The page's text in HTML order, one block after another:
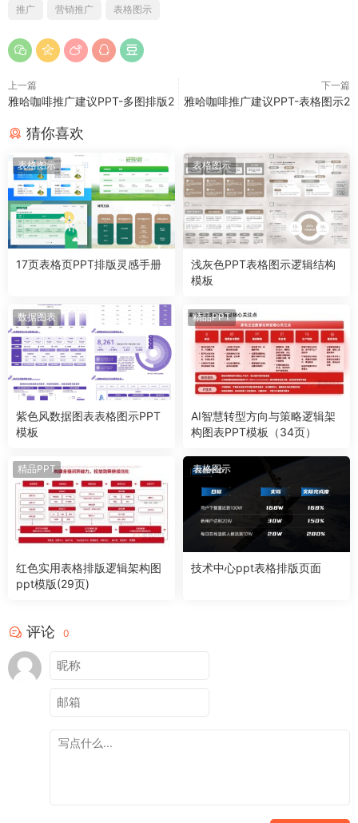
推广 营销推广 表格图示
上一篇
雅哈咖啡推广建议PPT-多图排版2
下一篇
雅哈咖啡推广建议PPT-表格图示2
猜你喜欢
表格图示
17页表格页PPT排版灵感手册
表格图示
浅灰色PPT表格图示逻辑结构
模板
数据图表
紫色风数据图表表格图示PPT
模板
精品PPT
AI智慧转型方向与策略逻辑架
构图表PPT模板（34页）
精品PPT
红色实用表格排版逻辑架构图
ppt模版(29页)
表格图示
技术中心ppt表格排版页面
评论 0